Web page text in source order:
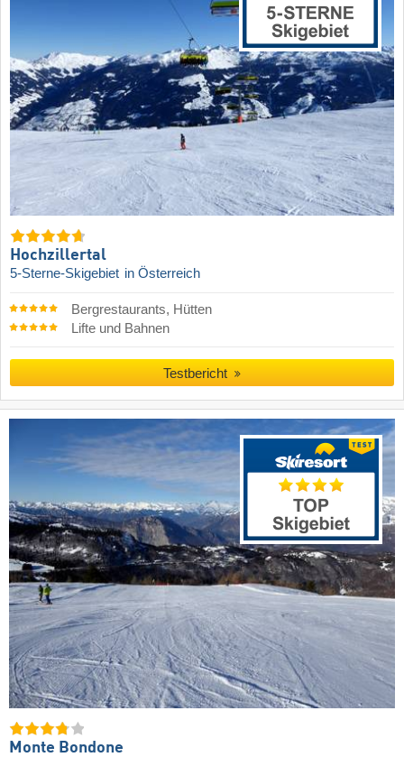
Hochzillertal
5-Sterne-Skigebiet in Österreich
Bergrestaurants, Hütten
Lifte und Bahnen
Testbericht
Monte Bondone